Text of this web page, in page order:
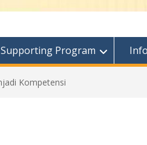
Supporting Program
Kompetensi